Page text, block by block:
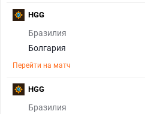
Бразилия
Болгария
Перейти на матч
HGG
Бразилия
HGG